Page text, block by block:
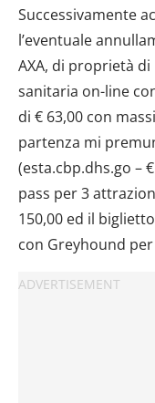
Successivamente
l’eventuale
AXA, di proprietà
sanitaria on-line
di € 63,00 con
partenza mi
(esta.cbp.dhs.go –
pass per 3
150,00 ed il
con Greyhound